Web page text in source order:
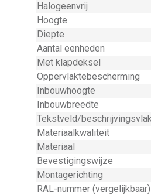
Halogeenvrij
Hoogte
Diepte
Aantal eenheden
Met klapdeksel
Oppervlaktebescherming
Inbouwhoogte
Inbouwbreedte
Tekstveld/
Materiaalkwaliteit
Materiaal
Bevestigingswijze
Montagerichting
RAL-nummer (vergelijkbaar)